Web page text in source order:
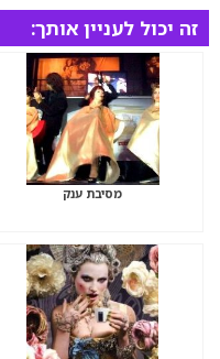
זה יכול לעניין אותך:
מסיבת ענק